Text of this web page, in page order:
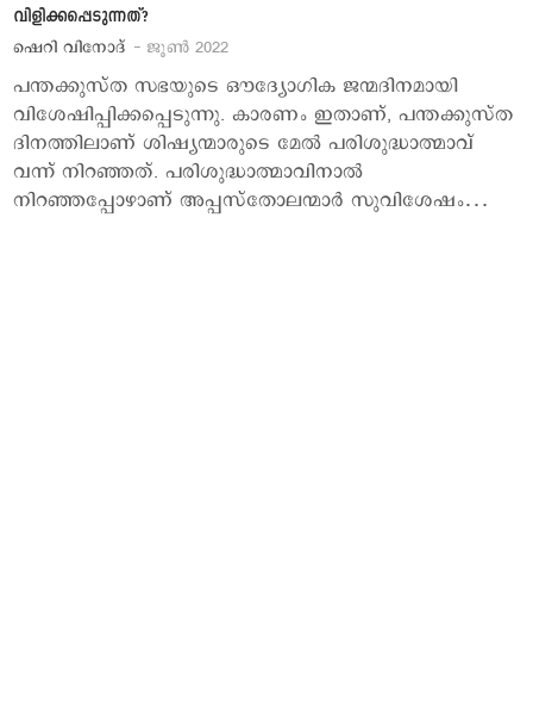
വിളിക്കപ്പെടുന്നത്?
ഷെറി വിനോദ് - ജൂണ്‍ 2022
പന്തക്കുസ്ത സഭയുടെ ഔദ്യോഗിക ജന്മദിനമായി
വിശേഷിപ്പിക്കപ്പെടുന്നു. കാരണം ഇതാണ്, പന്തക്കുസ്ത
ദിനത്തിലാണ് ശിഷ്യന്മാരുടെ മേല്‍ പരിശുദ്ധാത്മാവ്
വന്ന് നിറഞ്ഞത്. പരിശുദ്ധാത്മാവിനാല്‍
നിറഞ്ഞപ്പോഴാണ് അപ്പസ്തോലന്മാര്‍ സുവിശേഷം…